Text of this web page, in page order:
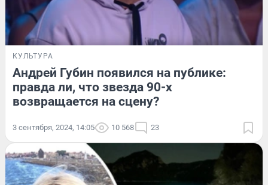
КУЛЬТУРА
Андрей Губин появился на публике:
правда ли, что звезда 90-х
возвращается на сцену?
3 сентября, 2024, 14:05 10 568 23